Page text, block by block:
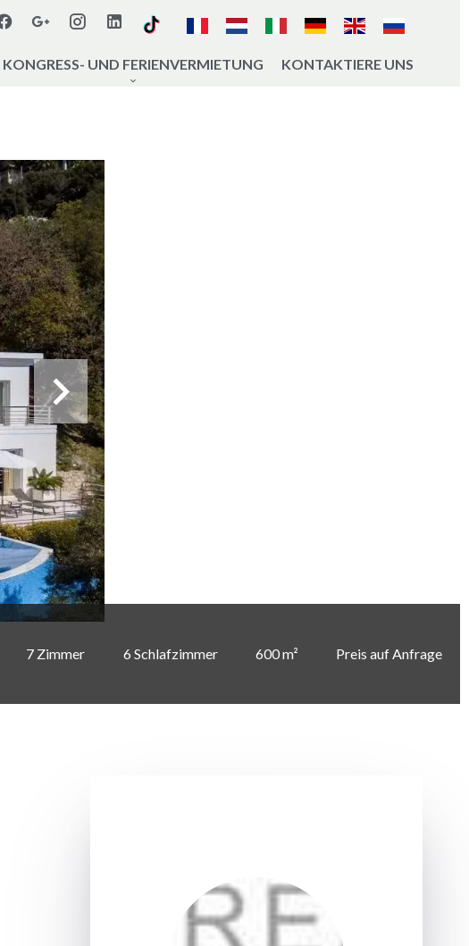
KONGRESS- UND FERIENVERMIETUNG KONTAKTIERE UNS
7 Zimmer 6 Schlafzimmer 600 m² Preis auf Anfrage